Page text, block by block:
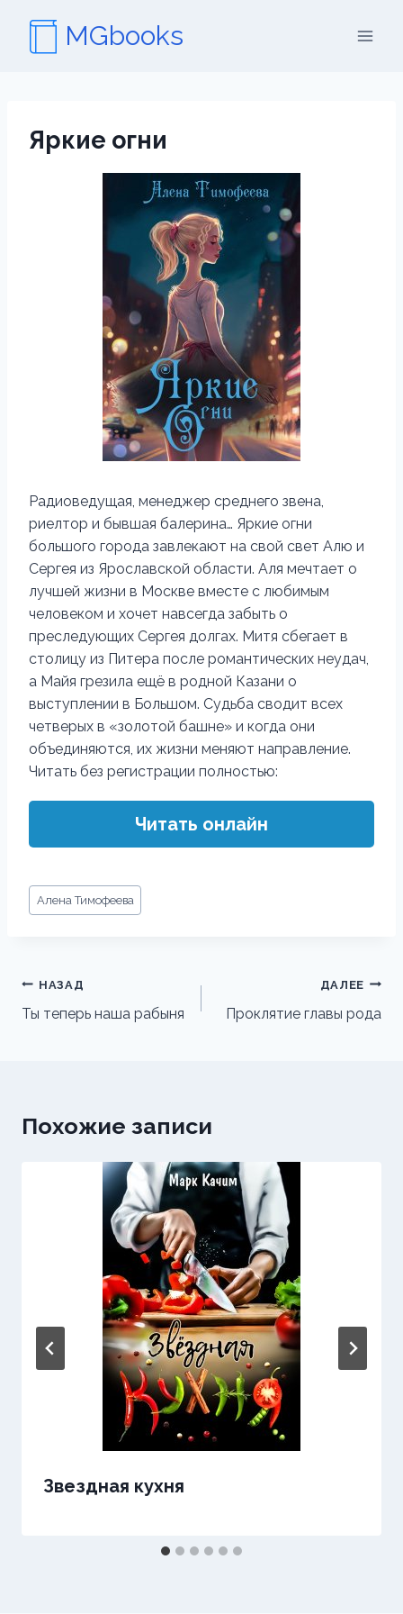
содержимому
MGbooks
Яркие огни
Радиоведущая, менеджер среднего звена,
риелтор и бывшая балерина… Яркие огни
большого города завлекают на свой свет Алю и
Сергея из Ярославской области. Аля мечтает о
лучшей жизни в Москве вместе с любимым
человеком и хочет навсегда забыть о
преследующих Сергея долгах. Митя сбегает в
столицу из Питера после романтических неудач,
а Майя грезила ещё в родной Казани о
выступлении в Большом. Судьба сводит всех
четверых в «золотой башне» и когда они
объединяются, их жизни меняют направление.
Читать без регистрации полностью:
Читать онлайн
Метки
записи:
Алена Тимофеева
Навигация
по
НАЗАД
Ты теперь наша рабыня
ДАЛЕЕ
Проклятие главы рода
Похожие записи
Звездная кухня